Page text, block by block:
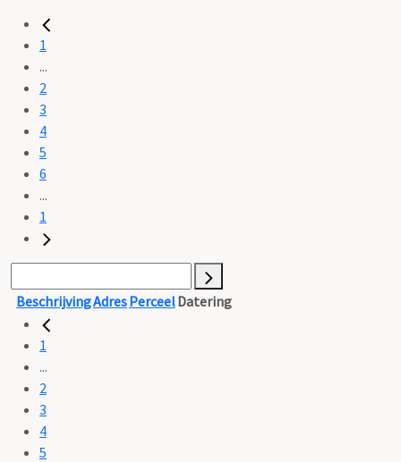
1
...
2
3
4
5
6
...
1
BeschrijvingAdresPerceelDatering
1
...
2
3
4
5